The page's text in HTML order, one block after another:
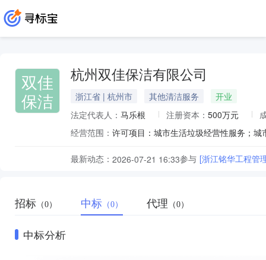
双佳
保洁
杭州双佳保洁有限公司
浙江省 | 杭州市 其他清洁服务
开业
法定代表人： 马乐根 注册资本： 500万元
经营范围：
最新动态： 2026-07-21 16:33参与 [浙江铭华工程管
招标 （0） 中标 （0） 代理 （0）
中标分析